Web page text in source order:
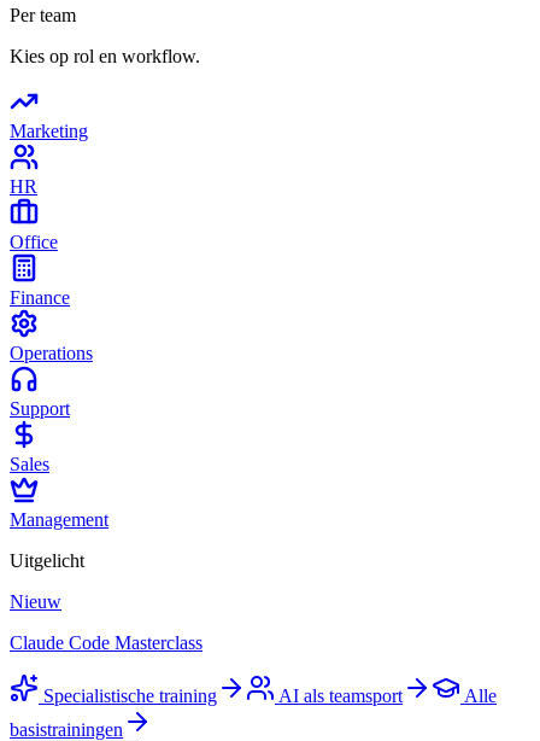
Per team
Kies op rol en workflow.
Marketing
HR
Office
Finance
Operations
Support
Sales
Management
Uitgelicht
Nieuw
Claude Code Masterclass
Specialistische training AI als teamsport
Alle
basistrainingen